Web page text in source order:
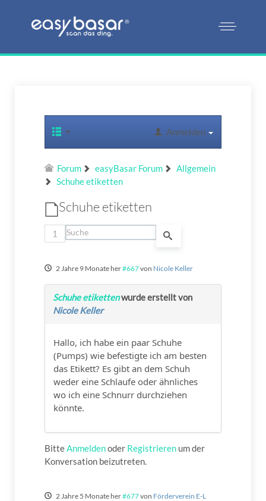
Anmelden
Forum easyBasar Forum
Allgemein
Schuhe etiketten
Schuhe etiketten
1
2 Jahre 9 Monate her#667von Nicole Keller
Schuhe etikettenwurde erstellt von
Nicole Keller
Hallo, ich habe ein paar Schuhe
(Pumps) wie befestigte ich am besten
das Etikett? Es gibt an dem Schuh
weder eine Schlaufe oder ähnliches
wo ich eine Schnurr durchziehen
könnte.
BitteAnmeldenoder Registrieren um der
Konversation beizutreten.
2 Jahre 5 Monate her#677von Förderverein E-L